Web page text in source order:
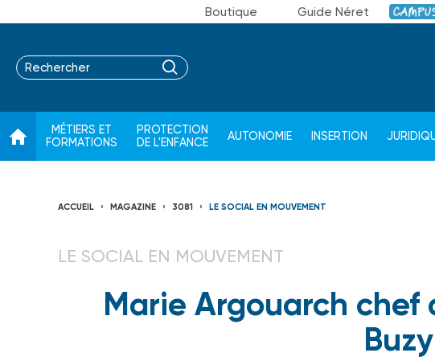
Boutique Guide Néret Campus
MÉTIERS ET
FORMATIONS
PROTECTION
DE L'ENFANCE
AUTONOMIE INSERTION
ACCUEIL MAGAZINE 3081 LE SOCIAL EN MOUVEMENT
LE SOCIAL EN MOUVEMENT
Marie Argouarch chef